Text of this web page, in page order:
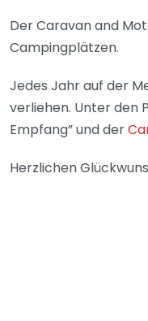
Der Caravan and
Campingplätzen.
Jedes Jahr auf der
verliehen. Unter den
Empfang” und der
Herzlichen